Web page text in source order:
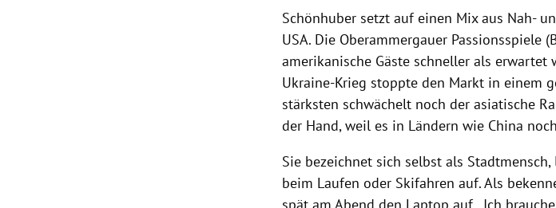
Schönhuber setzt auf einen Mix aus Nah-
USA. Die Oberammergauer Passionsspiele
amerikanische Gäste schneller als erwartet
Ukraine-Krieg stoppte den Markt in einem
stärksten schwächelt noch der asiatische
der Hand, weil es in Ländern wie China
Sie bezeichnet sich selbst als
beim Laufen oder Skifahren auf. Als
spät am Abend den Laptop auf. „Ich